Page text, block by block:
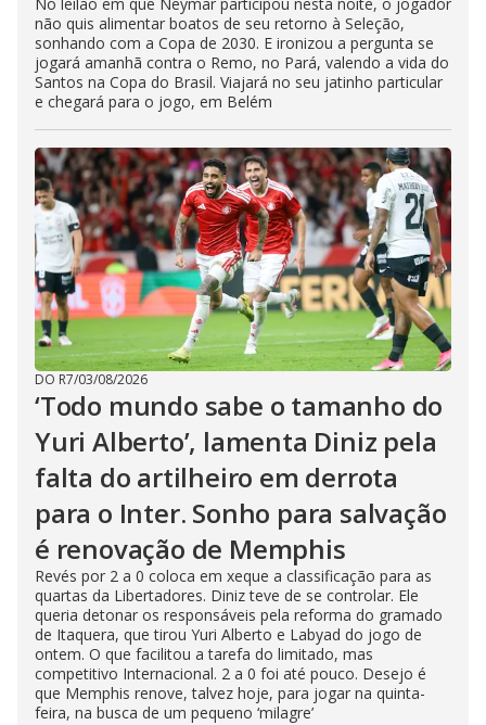
não quis alimentar boatos de seu retorno à Seleção,
sonhando com a Copa de 2030. E ironizou a pergunta se
jogará amanhã contra o Remo, no Pará, valendo a vida do
Santos na Copa do Brasil. Viajará no seu jatinho particular
e chegará para o jogo, em Belém
DO R7/03/08/2026
‘Todo mundo sabe o tamanho do
Yuri Alberto’, lamenta Diniz pela
falta do artilheiro em derrota
para o Inter. Sonho para salvação
é renovação de Memphis
Revés por 2 a 0 coloca em xeque a classificação para as
quartas da Libertadores. Diniz teve de se controlar. Ele
queria detonar os responsáveis pela reforma do gramado
de Itaquera, que tirou Yuri Alberto e Labyad do jogo de
ontem. O que facilitou a tarefa do limitado, mas
competitivo Internacional. 2 a 0 foi até pouco. Desejo é
que Memphis renove, talvez hoje, para jogar na quinta-
feira, na busca de um pequeno ‘milagre’